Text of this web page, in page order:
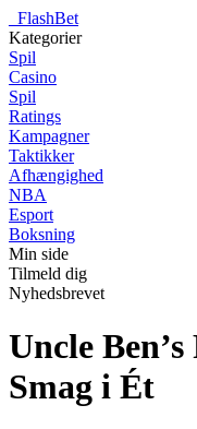
FlashBet
Kategorier
Spil
Casino
Spil
Ratings
Kampagner
Taktikker
Afhængighed
NBA
Esport
Boksning
Min side
Tilmeld dig
Nyhedsbrevet
Uncle
Smag i Ét